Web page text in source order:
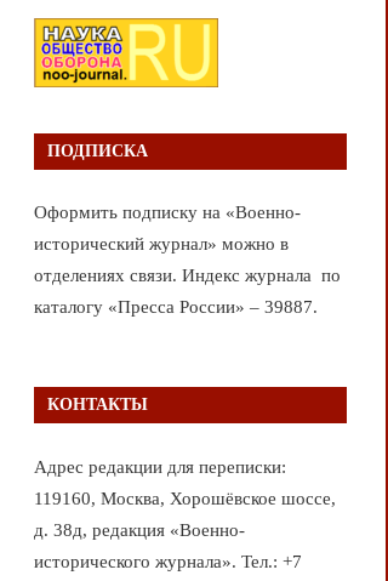
ПОДПИСКА
Оформить подписку на «Военно-
исторический журнал» можно в
отделениях связи. Индекс журнала по
каталогу «Пресса России» – 39887.
КОНТАКТЫ
Адрес редакции для переписки:
119160, Москва, Хорошёвское шоссе,
д. 38д, редакция «Военно-
исторического журнала». Тел.: +7